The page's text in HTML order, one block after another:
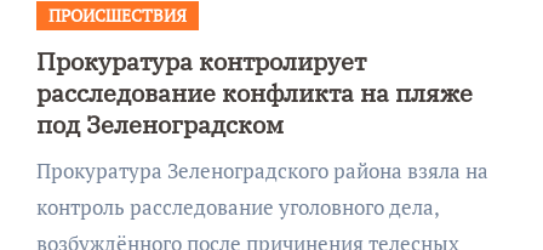
ПРОИСШЕСТВИЯ
Прокуратура контролирует
расследование конфликта на пляже
под Зеленоградском
Прокуратура Зеленоградского района взяла на
контроль расследование уголовного дела,
возбуждённого после причинения телесных